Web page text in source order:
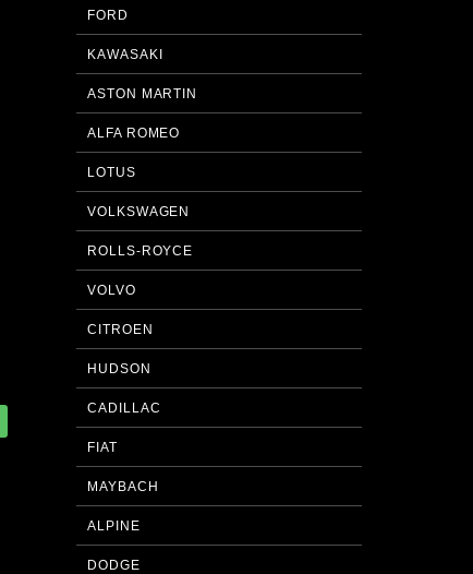
FORD
KAWASAKI
ASTON MARTIN
ALFA ROMEO
LOTUS
VOLKSWAGEN
ROLLS-ROYCE
VOLVO
CITROEN
HUDSON
CADILLAC
FIAT
MAYBACH
ALPINE
DODGE